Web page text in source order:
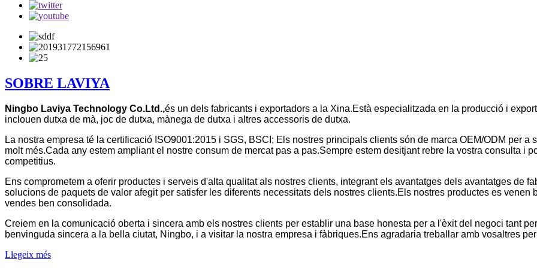
SOBRE LAVIYA
Ningbo Laviya Technology Co.Ltd.,és un dels fabricants i exportadors a la Xina.Està especialitzada en la producció i
inclouen dutxa de mà, joc de dutxa, mànega de dutxa i altres accessoris de dutxa.
La nostra empresa té la certificació ISO9001:2015 i SGS, BSCI; Els nostres principals clients són de marca OEM/ODM per
molt més.Cada any estem ampliant el nostre consum de mercat pas a pas.Sempre estem desitjant rebre la vostra consulta i
competitius.
Ens comprometem a oferir productes i serveis d'alta qualitat als nostres clients, integrant els avantatges dels avantatges de
solucions de paquets de valor afegit per satisfer les diferents necessitats dels nostres clients.Els nostres productes es
vendes ben consolidada.
Creiem en la comunicació oberta i sincera amb els nostres clients per establir una base honesta per a l'èxit del negoci tant
benvinguda sincera a la bella ciutat, Ningbo, i a visitar la nostra empresa i fàbriques.Ens agradaria treballar amb vosaltres
Llegeix més